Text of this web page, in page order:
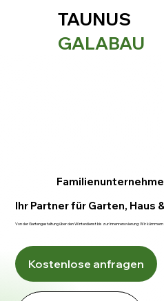
TAUNUS
GALABAU
Ihr Partner für Garten, Haus
Von der Gartengestaltung über den Winterdienst bis zur Innenrenovierung: Wir
Kostenlose anfragen